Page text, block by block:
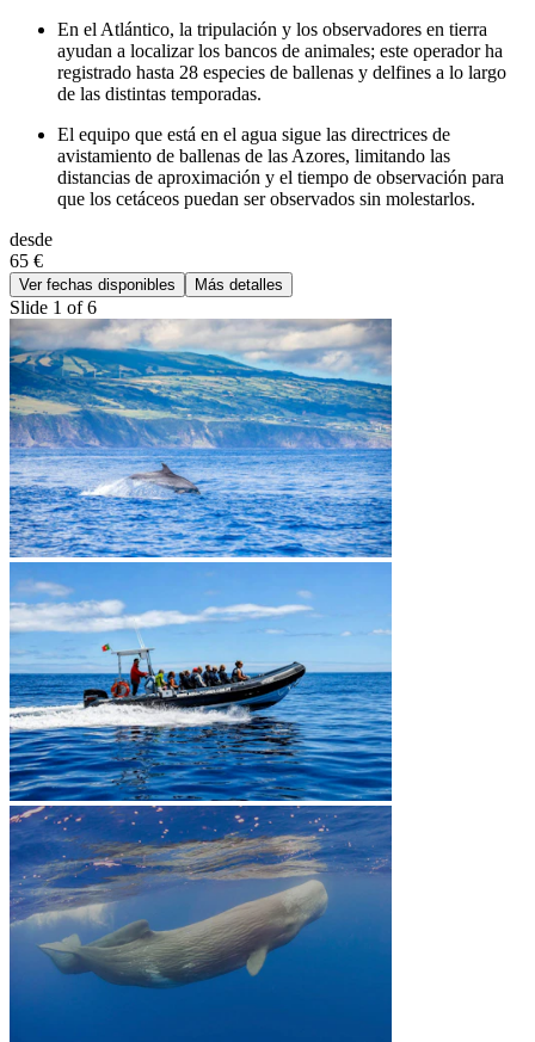
En el Atlántico, la tripulación y los observadores en tierra
ayudan a localizar los bancos de animales; este operador ha
registrado hasta 28 especies de ballenas y delfines a lo largo
de las distintas temporadas.
El equipo que está en el agua sigue las directrices de
avistamiento de ballenas de las Azores, limitando las
distancias de aproximación y el tiempo de observación para
que los cetáceos puedan ser observados sin molestarlos.
desde
65 €
Ver fechas disponibles Más detalles
Slide 1 of 6